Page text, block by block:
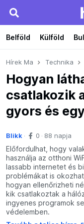
Belföld Külföld
Hírek Ma Technika
Hogyan
csatlakozik
gyors és
Blikk 0 88 napja
Előfordulhat, hogy
használja az otthoni
lassabb internetet és
problémákat is
hogyan ellenőrizheti
kik csatlakoztak a
ingyenes programok
védelemben.